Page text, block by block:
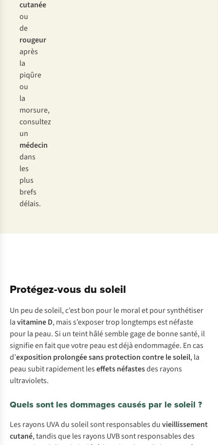
cutanée
ou
de
rougeur
après
la
piqûre
ou
la
morsure,
consultez
un
médecin
dans
les
plus
brefs
délais.
Protégez-vous du soleil
Un peu de soleil, c’est bon pour le moral et pour synthétiser
lavitamine D, mais s’exposer trop longtemps est néfaste
pour la peau. Si un teint hâlé semble gage de bonne santé, il
signifie en fait que votre peau est déjà endommagée. En cas
d’exposition prolongée sans protection contre le soleil, la
peau subit rapidement leseffets néfastesdes rayons
ultraviolets.
Quels sont les dommages causés par le soleil ?
Les rayons UVAdusoleilsontresponsablesduvieillissement
cutané,tandisqueles rayons UVBsontresponsablesdes